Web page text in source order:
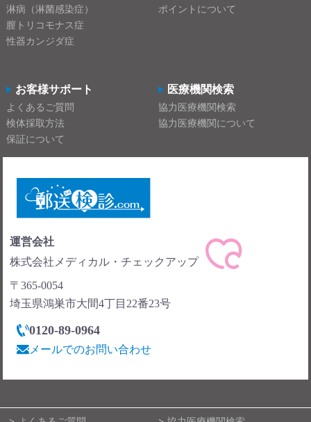
淋病（淋菌感染症）
膣トリコモナス症
性器カンジダ症
ポイントについて
お客様サポート
よくあるご質問
検体採取方法
保証について
医療機関検索
協力医療機関検索
協力医療機関について
運営会社
株式会社メディカル・チェックアップ
〒365-0054
埼玉県鴻巣市大間4丁目22番23号
0120-89-0964
メールでのお問い合わせ